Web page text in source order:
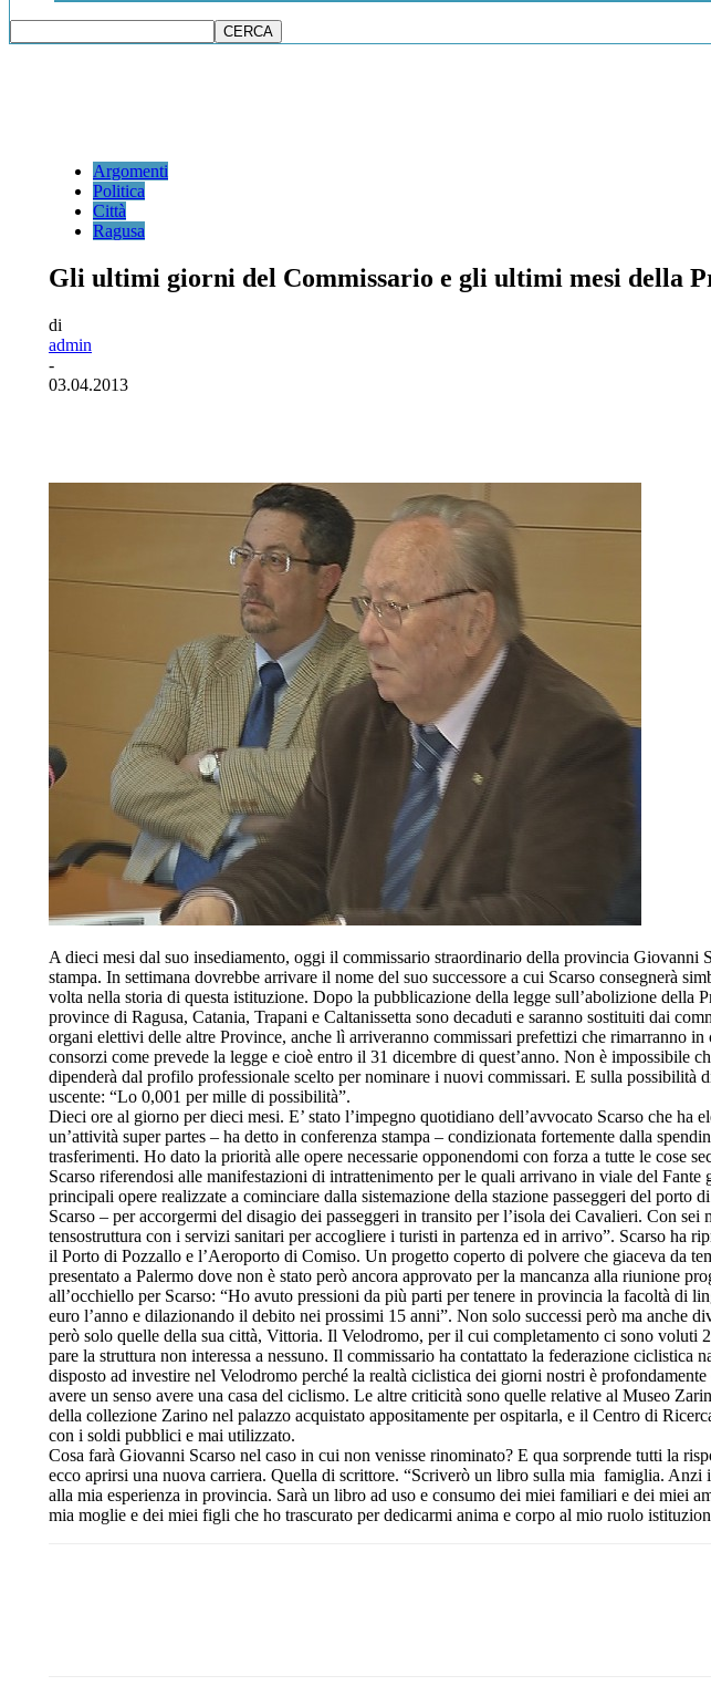
Argomenti
Politica
Città
Ragusa
Gli ultimi giorni del Commissario e gli ultimi mesi della
di
admin
-
03.04.2013
A dieci mesi dal suo insediamento, oggi il commissario straordinario della provincia Giovanni
stampa. In settimana dovrebbe arrivare il nome del suo successore a cui Scarso consegnerà
volta nella storia di questa istituzione. Dopo la pubblicazione della legge sull’abolizione della
province di Ragusa, Catania, Trapani e Caltanissetta sono decaduti e saranno sostituiti dai
organi elettivi delle altre Province, anche lì arriveranno commissari prefettizi che rimarranno
consorzi come prevede la legge e cioè entro il 31 dicembre di quest’anno. Non è impossibile
dipenderà dal profilo professionale scelto per nominare i nuovi commissari. E sulla possibilità
uscente: “Lo 0,001 per mille di possibilità”.
Dieci ore al giorno per dieci mesi. E’ stato l’impegno quotidiano dell’avvocato Scarso che ha
un’attività super partes – ha detto in conferenza stampa – condizionata fortemente dalla
trasferimenti. Ho dato la priorità alle opere necessarie opponendomi con forza a tutte le cose
Scarso riferendosi alle manifestazioni di intrattenimento per le quali arrivano in viale del
principali opere realizzate a cominciare dalla sistemazione della stazione passeggeri del porto
Scarso – per accorgermi del disagio dei passeggeri in transito per l’isola dei Cavalieri. Con
tensostruttura con i servizi sanitari per accogliere i turisti in partenza ed in arrivo”. Scarso ha
il Porto di Pozzallo e l’Aeroporto di Comiso. Un progetto coperto di polvere che giaceva da
presentato a Palermo dove non è stato però ancora approvato per la mancanza alla riunione
all’occhiello per Scarso: “Ho avuto pressioni da più parti per tenere in provincia la facoltà di
euro l’anno e dilazionando il debito nei prossimi 15 anni”. Non solo successi però ma anche
però solo quelle della sua città, Vittoria. Il Velodromo, per il cui completamento ci sono voluti
pare la struttura non interessa a nessuno. Il commissario ha contattato la federazione ciclistica
disposto ad investire nel Velodromo perché la realtà ciclistica dei giorni nostri è
avere un senso avere una casa del ciclismo. Le altre criticità sono quelle relative al Museo
della collezione Zarino nel palazzo acquistato appositamente per ospitarla, e il Centro di
con i soldi pubblici e mai utilizzato.
Cosa farà Giovanni Scarso nel caso in cui non venisse rinominato? E qua sorprende tutti la
ecco aprirsi una nuova carriera. Quella di scrittore. “Scriverò un libro sulla mia famiglia.
alla mia esperienza in provincia. Sarà un libro ad uso e consumo dei miei familiari e dei miei
mia moglie e dei miei figli che ho trascurato per dedicarmi anima e corpo al mio ruolo